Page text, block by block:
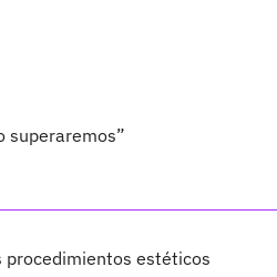
superaremos”
procedimientos estéticos